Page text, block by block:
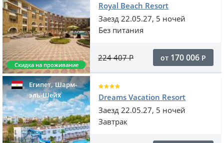
Скидка на проживание
Royal Beach Resort
Заезд 22.05.27, 5 ночей
Без питания
224 407Р от 170 006 Р
Египет,Шарм-
эль-Шейх
Dreams Vacation Resort
Заезд 22.05.27, 5 ночей
Завтрак